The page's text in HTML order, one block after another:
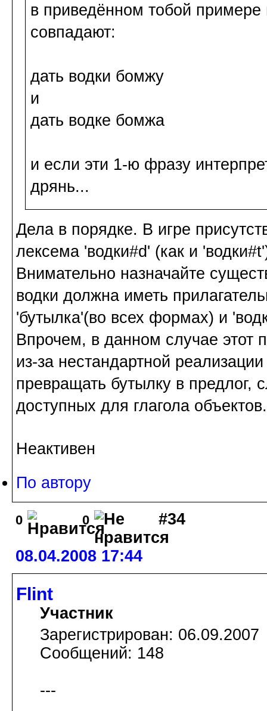
в приведённом тобой
совпадают:
дать водки бомжу
и
дать водке бомжа
и если эти 1-ю фразу
дрянь...
Дела в порядке. В игре
лексема 'водки#d' (как и
Внимательно назначайте
водки должна иметь
'бутылка'(во всех формах) и
Впрочем, в данном случае этот
из-за нестандартной
превращать бутылку в предлог,
доступных для глагола объектов.
Неактивен
По автору
0 0 #34
08.04.2008 17:44
Flint
Участник
Зарегистрирован: 06.09.2007
Сообщений: 148
---